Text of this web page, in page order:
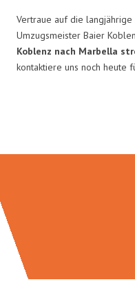
Vertraue auf die
Umzugsmeister Baier
Koblenz nach Marbella
kontaktiere uns noch heute